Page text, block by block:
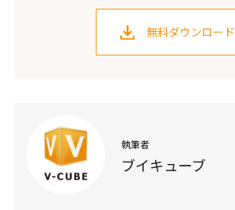
無料ダウンロード
執筆者
ブイキューブ